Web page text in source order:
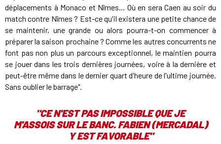
déplacements à Monaco et Nîmes... Où en sera Caen au soir du
match contre Nîmes ? Est-ce qu'il existera une petite chance de
se maintenir, une grande ou alors pourra-t-on commencer à
préparer la saison prochaine ? Comme les autres concurrents ne
font pas non plus un parcours exceptionnel, le maintien pourra
se jouer dans les trois dernières journées, voire à la dernière et
peut-être même dans le dernier quart d'heure de l'ultime journée.
Sans oublier le barrage".
"CE N'EST PAS IMPOSSIBLE QUE JE
M'ASSOIS SUR LE BANC. FABIEN (MERCADAL)
Y EST FAVORABLE"